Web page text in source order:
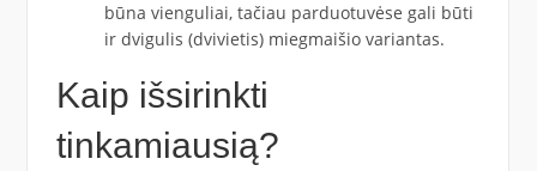
būna vienguliai, tačiau parduotuvėse gali būti
ir dvigulis (dvivietis) miegmaišio variantas.
Kaip išsirinkti
tinkamiausią?